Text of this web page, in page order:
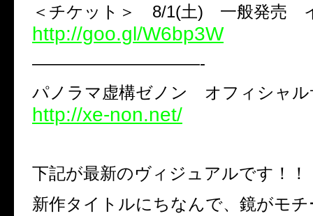
＜チケット＞ 8/1(土) 一般発売
http://goo.gl/W6bp3W
——————————-
パノラマ虚構ゼノン オフィシャル
http://xe-non.net/
下記が最新のヴィジュアルです！！
新作タイトルにちなんで、鏡がモ